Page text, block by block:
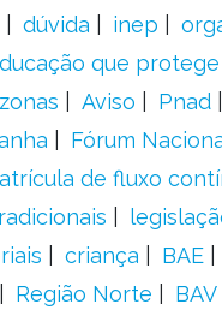
dúvida inep
que protege
Aviso Pnad
Fórum
de fluxo
criança BAE
Região Norte BAV